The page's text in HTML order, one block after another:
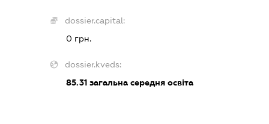
dossier.capital:
0 грн.
dossier.kveds:
85.31 загальна середня освіта